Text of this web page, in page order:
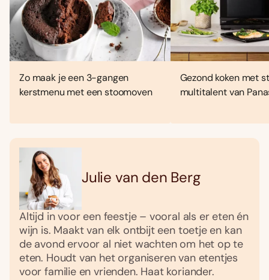
Zo maak je een 3-gangen
kerstmenu met een stoomoven
Gezond koken met
multitalent van
Julie van den Berg
Altijd in voor een feestje – vooral als er eten én
wijn is. Maakt van elk ontbijt een toetje en kan
de avond ervoor al niet wachten om het op te
eten. Houdt van het organiseren van etentjes
voor familie en vrienden. Haat koriander.